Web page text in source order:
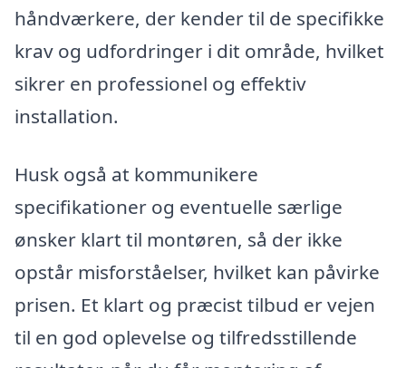
håndværkere, der kender til de specifikke
krav og udfordringer i dit område, hvilket
sikrer en professionel og effektiv
installation.
Husk også at kommunikere
specifikationer og eventuelle særlige
ønsker klart til montøren, så der ikke
opstår misforståelser, hvilket kan påvirke
prisen. Et klart og præcist tilbud er vejen
til en god oplevelse og tilfredsstillende